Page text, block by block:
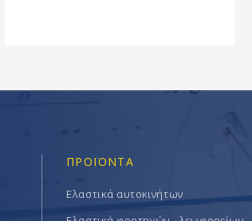
ΠΡΟΪΟΝΤΑ
Ελαστικά αυτοκινήτων